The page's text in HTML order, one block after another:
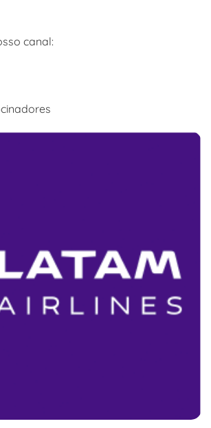
canal: